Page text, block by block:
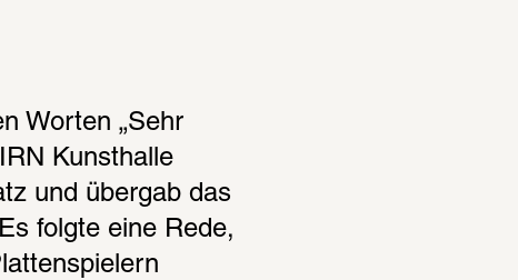
Worten „Sehr
Kunsthalle
und übergab das
folgte eine Rede,